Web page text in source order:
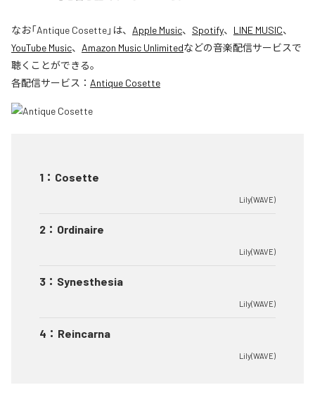
なお「Antique Cosette」は、 Apple Music、 Spotify、 LINE MUSIC、
YouTube Music、 Amazon Music Unlimitedなどの音楽配信サービスで
聴くことができる。
各配信サービス： Antique Cosette
1 ： Cosette
Lily(WAVE)
2 ： Ordinaire
Lily(WAVE)
3 ： Synesthesia
Lily(WAVE)
4 ： Reincarna
Lily(WAVE)